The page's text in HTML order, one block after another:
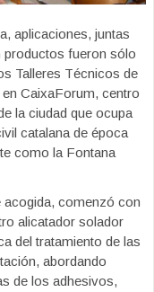
aplicaciones, juntas
productos fueron sólo
Talleres Técnicos de
en CaixaForum, centro
la ciudad que ocupa
catalana de época
como la Fontana
acogida, comenzó con
alicatador solador
del tratamiento de las
abordando
de los adhesivos,